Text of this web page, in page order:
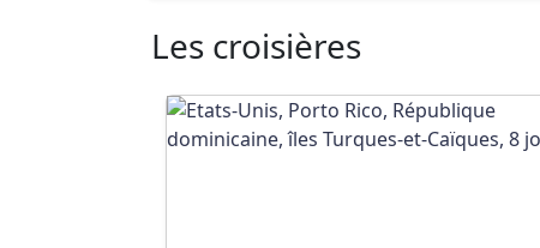
Les croisières